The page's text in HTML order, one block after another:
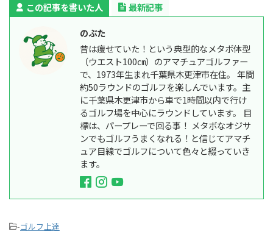
この記事を書いた人
最新記事
のぶた
昔は痩せていた！という典型的なメタボ体型
（ウエスト100㎝）のアマチュアゴルファー
で、1973年生まれ千葉県木更津市在住。 年間
約50ラウンドのゴルフを楽しんでいます。主
に千葉県木更津市から車で1時間以内で行け
るゴルフ場を中心にラウンドしています。 目
標は、パープレーで回る事！ メタボなオジサ
ンでもゴルフうまくなれる！と信じてアマチ
ュア目線でゴルフについて色々と綴っていき
ます。
-ゴルフ上達